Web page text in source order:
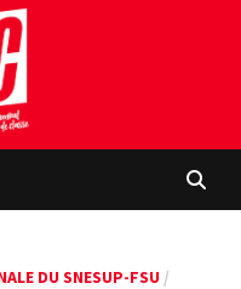
DU SNESUP-FSU/